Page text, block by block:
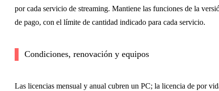
por cada servicio de streaming. Mantiene las funciones de la
de pago, con el límite de cantidad indicado para cada servicio.
Condiciones, renovación y equipos
Las licencias mensual y anual cubren un PC; la licencia de por